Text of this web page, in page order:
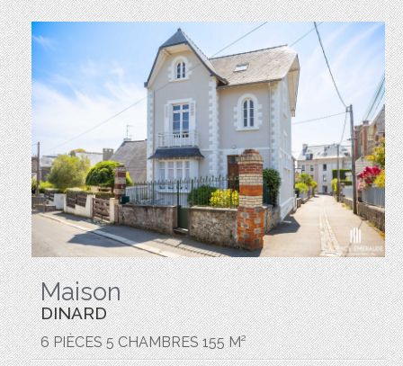
Maison
DINARD
6 PIÈCES 5 CHAMBRES 155 M²